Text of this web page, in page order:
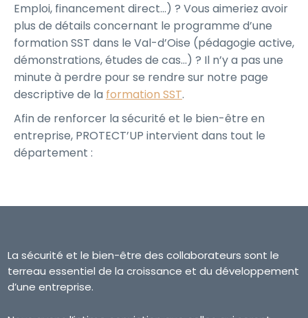
Emploi, financement direct…) ? Vous aimeriez avoir
plus de détails concernant le programme d’une
formation SST dans le Val-d’Oise (pédagogie active,
démonstrations, études de cas…) ? Il n’y a pas une
minute à perdre pour se rendre sur notre page
descriptive de la formation SST.
Afin de renforcer la sécurité et le bien-être en
entreprise, PROTECT’UP intervient dans tout le
département :
La sécurité et le bien-être des collaborateurs sont le
terreau essentiel de la croissance et du développement
d’une entreprise.